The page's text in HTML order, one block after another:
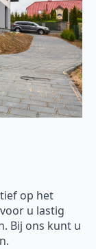
op het
u lastig
Bij ons kunt u